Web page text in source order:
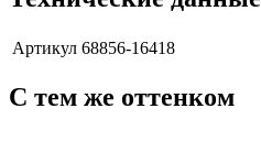
Артикул 68856-16418
С тем же оттенком